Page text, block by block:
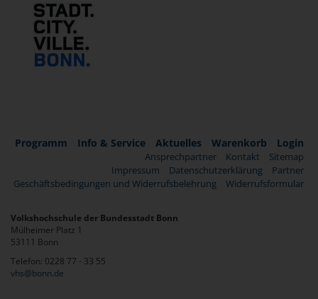
Programm Info & Service Aktuelles Warenkorb Login
Ansprechpartner Kontakt
Sitemap
Impressum
Datenschutzerklärung
Partner
Geschäftsbedingungen und Widerrufsbelehrung
Widerrufsformular
Volkshochschule der Bundesstadt Bonn
Mülheimer Platz 1
53111 Bonn
Telefon: 0228 77 - 33 55
vhs@bonn.de